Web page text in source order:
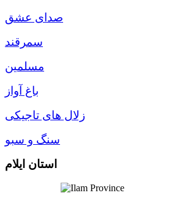
صدای عشق
سمرقند
مسلمين
باغ آواز
زلال های تاجيکی
سنگ و سبو
استان ایلام